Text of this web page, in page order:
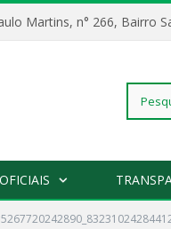
Martins, n° 266, Bairro
por: